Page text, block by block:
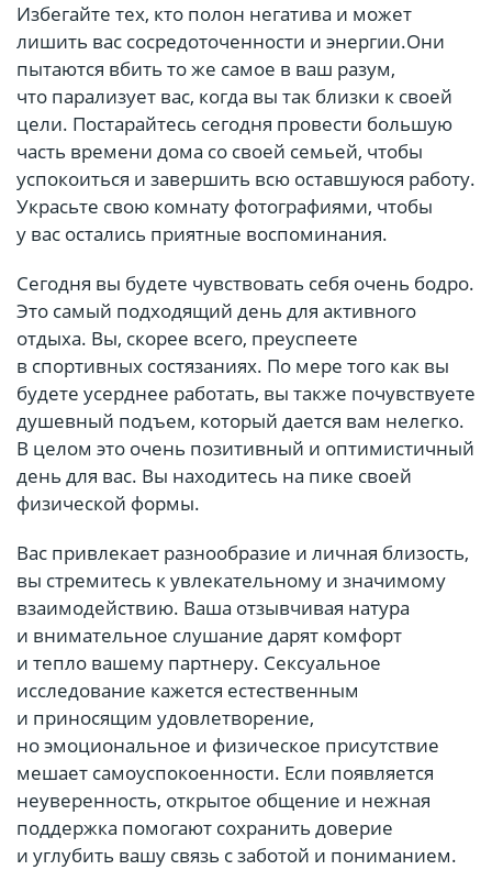
Избегайте тех, кто полон негатива и может
лишить вас сосредоточенности и энергии.Они
пытаются вбить то же самое в ваш разум,
что парализует вас, когда вы так близки к своей
цели. Постарайтесь сегодня провести большую
часть времени дома со своей семьей, чтобы
успокоиться и завершить всю оставшуюся работу.
Украсьте свою комнату фотографиями, чтобы
у вас остались приятные воспоминания.
Сегодня вы будете чувствовать себя очень бодро.
Это самый подходящий день для активного
отдыха. Вы, скорее всего, преуспеете
в спортивных состязаниях. По мере того как вы
будете усерднее работать, вы также почувствуете
душевный подъем, который дается вам нелегко.
В целом это очень позитивный и оптимистичный
день для вас. Вы находитесь на пике своей
физической формы.
Вас привлекает разнообразие и личная близость,
вы стремитесь к увлекательному и значимому
взаимодействию. Ваша отзывчивая натура
и внимательное слушание дарят комфорт
и тепло вашему партнеру. Сексуальное
исследование кажется естественным
и приносящим удовлетворение,
но эмоциональное и физическое присутствие
мешает самоуспокоенности. Если появляется
неуверенность, открытое общение и нежная
поддержка помогают сохранить доверие
и углубить вашу связь с заботой и пониманием.